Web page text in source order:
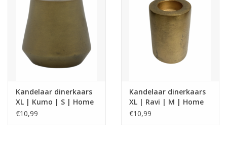
Kandelaar dinerkaars
XL | Kumo | S | Home
Society
€10,99
Kandelaar dinerkaars
XL | Ravi | M | Home
Society
€10,99